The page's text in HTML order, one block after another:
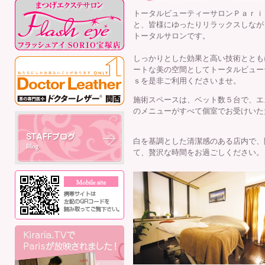
トータルビューティーサロンＰａｒ
と、皆様にゆったりリラックスしな
トータルサロンです。
しっかりとした効果と高い技術とと
ートな美の空間としてトータルビュ
ｓを是非ご利用くださいませ。
施術スペースは、ベット数５台で、
のメニューがすべて個室でお受けい
白を基調とした清潔感のある店内で
て、贅沢な時間をお過ごしください。